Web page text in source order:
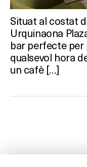
Situat al costat
Urquinaona
bar perfecte per
qualsevol hora
un cafè […]